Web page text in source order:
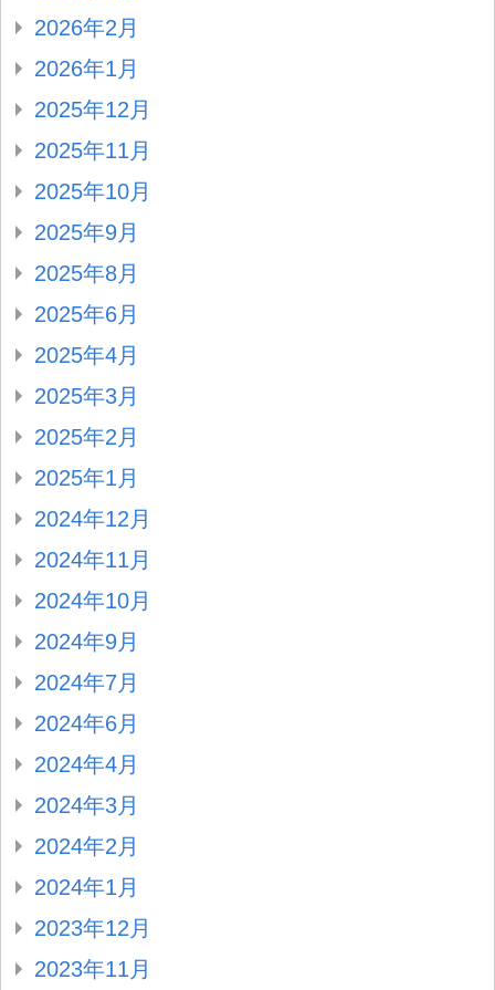
2026年2月
2026年1月
2025年12月
2025年11月
2025年10月
2025年9月
2025年8月
2025年6月
2025年4月
2025年3月
2025年2月
2025年1月
2024年12月
2024年11月
2024年10月
2024年9月
2024年7月
2024年6月
2024年4月
2024年3月
2024年2月
2024年1月
2023年12月
2023年11月